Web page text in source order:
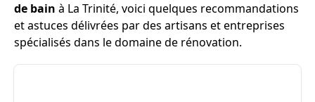
de bain à La Trinité, voici quelques recommandations
et astuces délivrées par des artisans et entreprises
spécialisés dans le domaine de rénovation.